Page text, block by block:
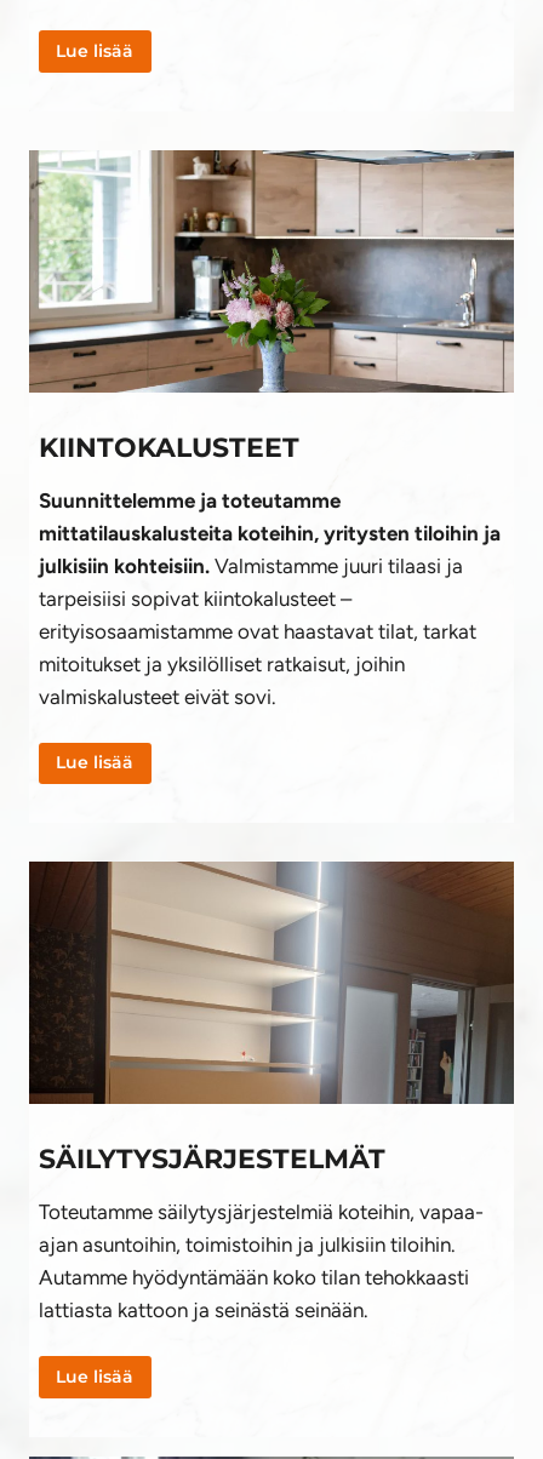
Lue lisää
KIINTOKALUSTEET
Suunnittelemme ja toteutamme
mittatilauskalusteita koteihin, yritysten tiloihin ja
julkisiin kohteisiin. Valmistamme juuri tilaasi ja
tarpeisiisi sopivat kiintokalusteet –
erityisosaamistamme ovat haastavat tilat, tarkat
mitoitukset ja yksilölliset ratkaisut, joihin
valmiskalusteet eivät sovi.
Lue lisää
SÄILYTYSJÄRJESTELMÄT
Toteutamme säilytysjärjestelmiä koteihin, vapaa-
ajan asuntoihin, toimistoihin ja julkisiin tiloihin.
Autamme hyödyntämään koko tilan tehokkaasti
lattiasta kattoon ja seinästä seinään.
Lue lisää